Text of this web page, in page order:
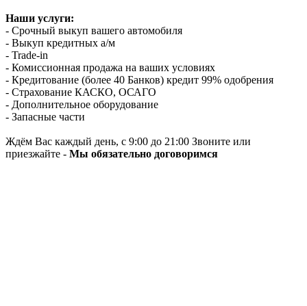
Наши услуги:
- Срочный выкуп вашего автомобиля
- Выкуп кредитных а/м
- Trade-in
- Комиссионная продажа на ваших условиях
- Кредитование (более 40 Банков) кредит 99% одобрения
- Страхование КАСКО, ОСАГО
- Дополнительное оборудование
- Запасные части
Ждём Вас каждый день, с 9:00 до 21:00 Звоните или
приезжайте - Мы обязательно договоримся